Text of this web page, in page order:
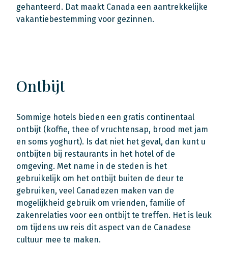
gehanteerd. Dat maakt Canada een aantrekkelijke
vakantiebestemming voor gezinnen.
Ontbijt
Sommige hotels bieden een gratis continentaal
ontbijt (koffie, thee of vruchtensap, brood met jam
en soms yoghurt). Is dat niet het geval, dan kunt u
ontbijten bij restaurants in het hotel of de
omgeving. Met name in de steden is het
gebruikelijk om het ontbijt buiten de deur te
gebruiken, veel Canadezen maken van de
mogelijkheid gebruik om vrienden, familie of
zakenrelaties voor een ontbijt te treffen. Het is leuk
om tijdens uw reis dit aspect van de Canadese
cultuur mee te maken.